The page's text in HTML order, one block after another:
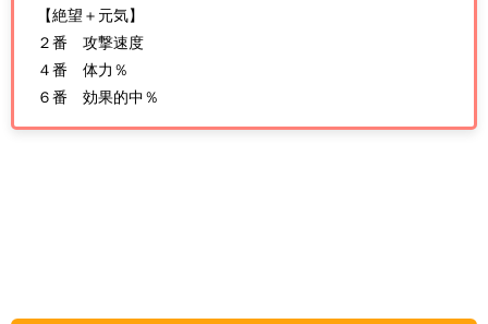
【絶望＋元気】
２番 攻撃速度
４番 体力％
６番 効果的中％